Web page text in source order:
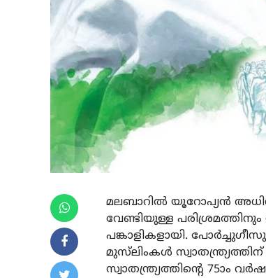
മലബാറിൽ യൂറോപ്യൻ
വേണ്ടിയുള്ള
പങ്കാളികളായി.
മുസ്‌ലിംകൾ
സ്വാതന്ത്ര്യത്തിന്റെ